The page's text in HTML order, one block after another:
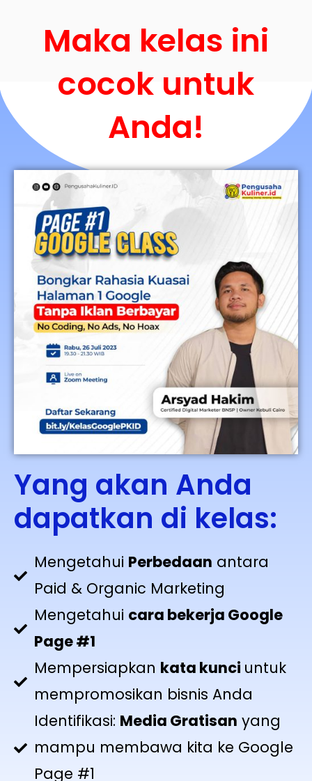
Maka kelas ini
cocok untuk
Anda!
Yang akan Anda
dapatkan di kelas:
Mengetahui Perbedaan antara
Paid & Organic Marketing
Mengetahui cara bekerja Google
Page #1
Mempersiapkan kata kunci untuk
mempromosikan bisnis Anda
Identifikasi: Media Gratisan yang
mampu membawa kita ke Google
Page #1